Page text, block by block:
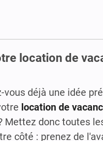
location de
vous déjà une idée
location de
Mettez donc toutes
côté : prenez de